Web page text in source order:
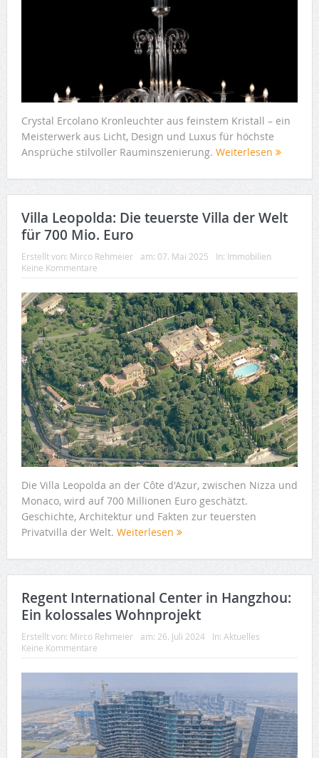
Crystal Ercolano Kronleuchter aus feinstem Kristall – ein
Meisterwerk aus Licht, Design und Luxus für höchste
Ansprüche stilvoller Rauminszenierung. Weiterlesen
Villa Leopolda: Die teuerste Villa der Welt
für 700 Mio. Euro
Erstellt von: Mirco Rehmeier am: 07. Mai 2025 In: Immobilien
Keine Kommentare
Die Villa Leopolda an der Côte d'Azur, zwischen Nizza und
Monaco, wird auf 700 Millionen Euro geschätzt.
Geschichte, Architektur und Fakten zur teuersten
Privatvilla der Welt. Weiterlesen
Regent International Center in Hangzhou:
Ein kolossales Wohnprojekt
Erstellt von: Mirco Rehmeier am: 26. Juli 2024 In: Aktuelles
Keine Kommentare